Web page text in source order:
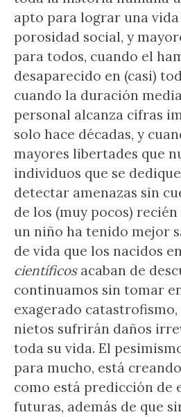
apto para lograr una
porosidad social, y
para todos, cuando el
desaparecido en (casi)
cuando la duración
personal alcanza cifras
solo hace décadas, y
mayores libertades que
individuos que se
detectar amenazas sin
de los (muy pocos)
un niño ha tenido mejor
de vida que los nacidos
científicosacaban de
continuamos sin tomar
exagerado
nietos sufrirán daños
toda su vida. El
para mucho, está creando
como está predicción de
futuras, además de que